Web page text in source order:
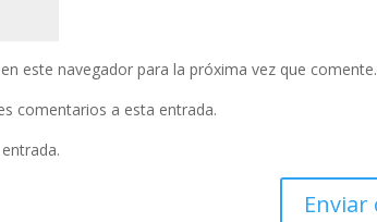
este navegador para la próxima vez que comente.
comentarios a esta entrada.